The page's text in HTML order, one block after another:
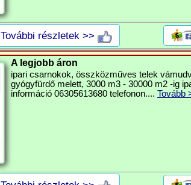
További részletek >>
A legjobb áron
ipari csarnokok, összközműves telek
gyógyfürdő melett, 3000 m3 - 30000 m2 -ig
információ 06305613680 telefonon.... Tovább